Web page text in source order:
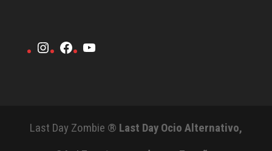
Instagram
Facebook
YouTube
Last Day Zombie ® Last Day Ocio Alternativo,